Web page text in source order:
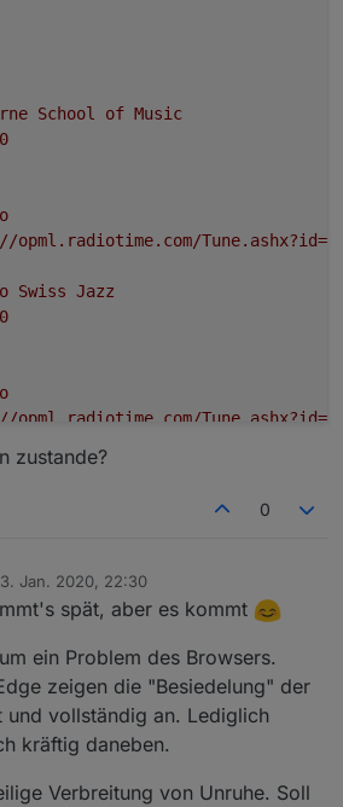
School of Music
0
Swiss Jazz
0
Swiss Public
www.swissradio.ch/streams/
Espace
zustande?
0
3. Jan. 2020, 22:30
von
spät, aber es kommt
ein Problem des Browsers.
zeigen die "Besiedelung" der
und vollständig an. Lediglich
kräftig daneben.
Verbreitung von Unruhe. Soll